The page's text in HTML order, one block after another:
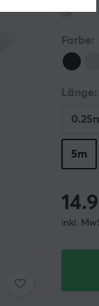
(3)
Farbe:
Länge:
5m
inkl.